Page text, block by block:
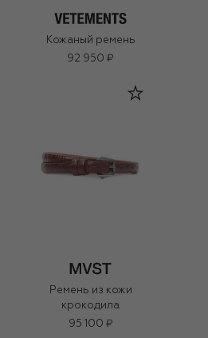
Кожаный ремень
92 950 ₽
Ремень из кожи
крокодила
95 100 ₽